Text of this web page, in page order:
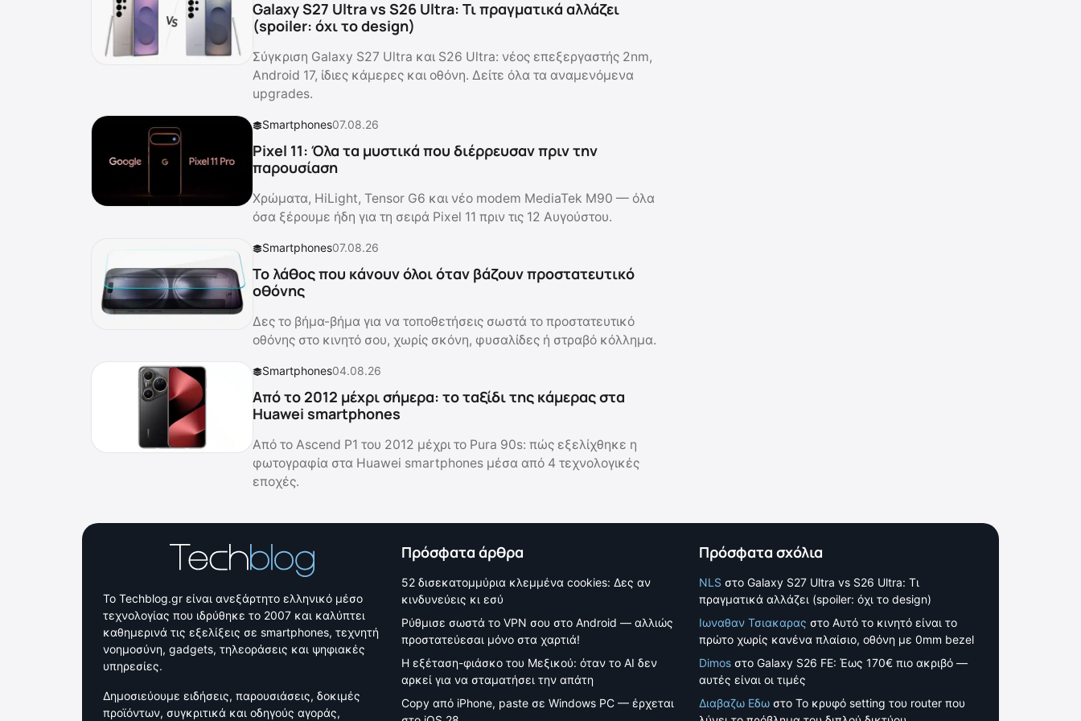
Galaxy S27 Ultra vs S26 Ultra: Τι πραγματικά αλλάζει
(spoiler: όχι το design)
Σύγκριση Galaxy S27 Ultra και S26 Ultra: νέος επεξεργαστής 2nm,
Android 17, ίδιες κάμερες και οθόνη. Δείτε όλα τα αναμενόμενα
upgrades.
Smartphones07.08.26
Pixel 11: Όλα τα μυστικά που διέρρευσαν πριν την
παρουσίαση
Χρώματα, HiLight, Tensor G6 και νέο modem MediaTek M90 — όλα
όσα ξέρουμε ήδη για τη σειρά Pixel 11 πριν τις 12 Αυγούστου.
Smartphones07.08.26
Το λάθος που κάνουν όλοι όταν βάζουν προστατευτικό
οθόνης
Δες το βήμα-βήμα για να τοποθετήσεις σωστά το προστατευτικό
οθόνης στο κινητό σου, χωρίς σκόνη, φυσαλίδες ή στραβό κόλλημα.
Smartphones04.08.26
Από το 2012 μέχρι σήμερα: το ταξίδι της κάμερας στα
Huawei smartphones
Από το Ascend P1 του 2012 μέχρι το Pura 90s: πώς εξελίχθηκε η
φωτογραφία στα Huawei smartphones μέσα από 4 τεχνολογικές
εποχές.
Το Techblog.gr είναι ανεξάρτητο ελληνικό μέσο
τεχνολογίας που ιδρύθηκε το 2007 και καλύπτει
καθημερινά τις εξελίξεις σε smartphones, τεχνητή
νοημοσύνη, gadgets, τηλεοράσεις και ψηφιακές
υπηρεσίες.
Δημοσιεύουμε ειδήσεις, παρουσιάσεις, δοκιμές
προϊόντων, συγκριτικά και οδηγούς αγοράς,
Πρόσφατα άρθρα
52 δισεκατομμύρια κλεμμένα cookies: Δες αν
κινδυνεύεις κι εσύ
Ρύθμισε σωστά το VPN σου στο Android — αλλιώς
προστατεύεσαι μόνο στα χαρτιά!
Η εξέταση-φιάσκο του Μεξικού: όταν το AI δεν
αρκεί για να σταματήσει την απάτη
Copy από iPhone, paste σε Windows PC — έρχεται
Πρόσφατα σχόλια
NLSστοGalaxy S27 Ultra vs S26 Ultra: Τι
πραγματικά αλλάζει (spoiler: όχι το design)
Ιωναθαν ΤσιακαραςστοΑυτό το κινητό είναι το
πρώτο χωρίς κανένα πλαίσιο, οθόνη με 0mm bezel
DimosστοGalaxy S26 FE: Έως 170€ πιο ακριβό —
αυτές είναι οι τιμές
Διαβαζω ΕδωστοΤο κρυφό setting του router που